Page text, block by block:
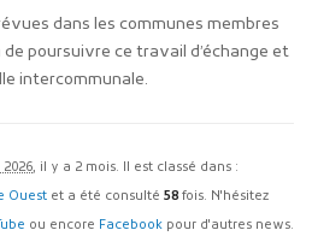
dans les communes membres
de poursuivre ce travail d’échange et
intercommunale.
, il y a 2 mois. Il est classé dans :
Ouest et a été consulté 58 fois. N'hésitez
ou encore Facebook pour d'autres news.